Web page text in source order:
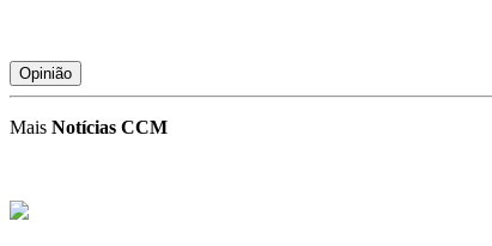
Opinião
Mais Notícias CCM